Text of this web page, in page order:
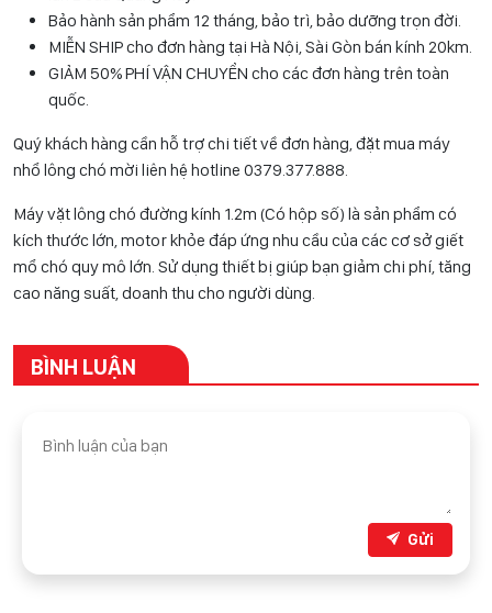
Bảo hành sản phẩm 12 tháng, bảo trì, bảo dưỡng trọn đời.
MIỄN SHIP cho đơn hàng tại Hà Nội, Sài Gòn bán kính 20km.
GIẢM 50% PHÍ VẬN CHUYỂN cho các đơn hàng trên toàn
quốc.
Quý khách hàng cần hỗ trợ chi tiết về đơn hàng, đặt mua máy
nhổ lông chó mời liên hệ hotline 0379.377.888.
Máy vặt lông chó đường kính 1.2m (Có hộp số) là sản phẩm có
kích thước lớn, motor khỏe đáp ứng nhu cầu của các cơ sở giết
mổ chó quy mô lớn. Sử dụng thiết bị giúp bạn giảm chi phí, tăng
cao năng suất, doanh thu cho người dùng.
BÌNH LUẬN
Gửi